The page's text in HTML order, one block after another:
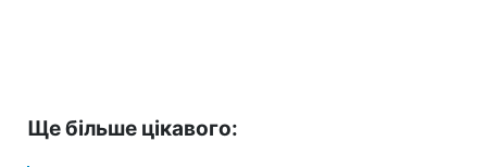
Ще більше цікавого: